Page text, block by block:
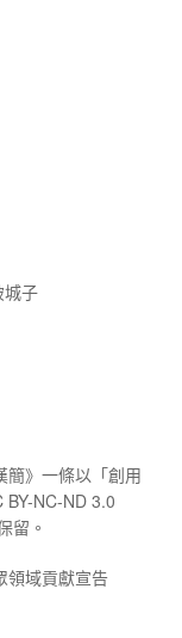
城子
簡》一條以「創用
NC-ND 3.0
留。
領域貢獻宣告